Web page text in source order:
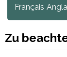
Français
Zu